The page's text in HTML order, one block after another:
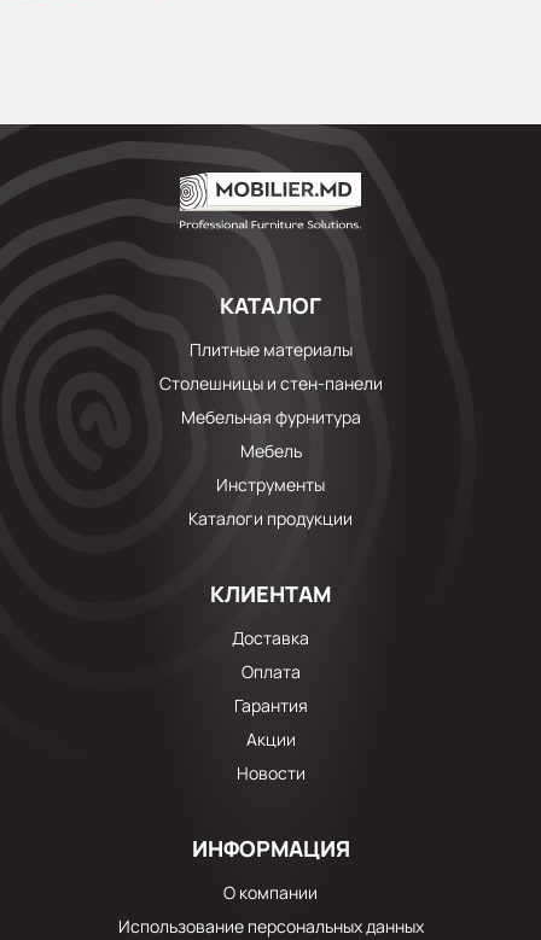
КАТАЛОГ
Плитные материалы
Столешницы и стен-панели
Мебельная фурнитура
Мебель
Инструменты
Каталоги продукции
КЛИЕНТАМ
Доставка
Оплата
Гарантия
Акции
Новости
ИНФОРМАЦИЯ
О компании
Использование персональных данных